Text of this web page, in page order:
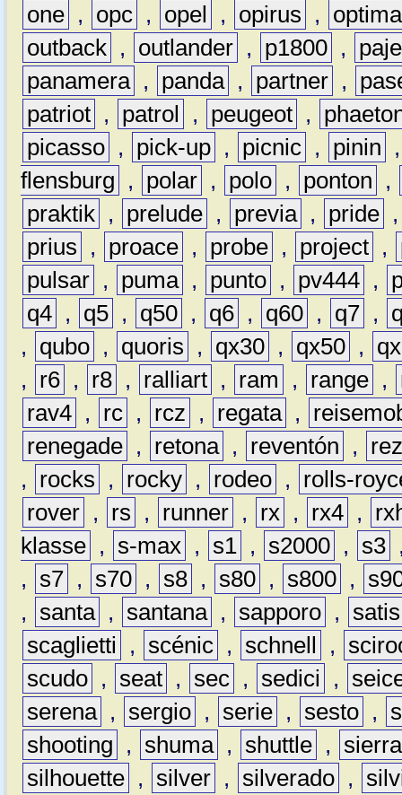
one , opc , opel , opirus ,
optima
outback , outlander , p1800 ,
panamera , panda , partner ,
patriot , patrol , peugeot ,
picasso , pick-up , picnic , pinin
flensburg
, polar , polo , ponton
,
praktik , prelude , previa , pride
prius
, proace , probe , project ,
pulsar , puma , punto , pv444 ,
q4 , q5 , q50 , q6 , q60 , q7 ,
,
qubo , quoris , qx30 , qx50 ,
,
r6 , r8 , ralliart , ram , range ,
rav4 , rc , rcz , regata ,
renegade , retona , reventón ,
,
rocks , rocky , rodeo ,
rolls-
rover , rs , runner , rx , rx4 ,
klasse , s-max , s1 , s2000 , s3
,
s7 , s70 , s8 , s80 , s800 ,
,
santa , santana , sapporo ,
satis
scaglietti
, scénic , schnell ,
scudo , seat , sec , sedici ,
serena , sergio , serie , sesto ,
shooting
, shuma , shuttle ,
sierra
silhouette , silver , silverado ,